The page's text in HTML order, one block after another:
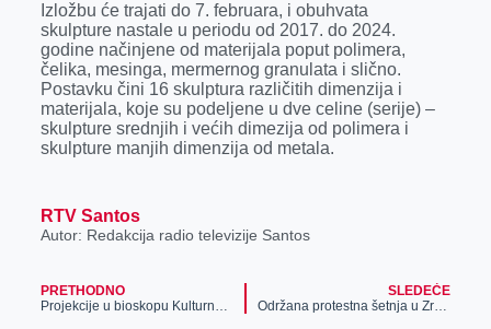
Izložbu će trajati do 7. februara, i obuhvata
skulpture nastale u periodu od 2017. do 2024.
godine načinjene od materijala poput polimera,
čelika, mesinga, mermernog granulata i slično.
Postavku čini 16 skulptura različitih dimenzija i
materijala, koje su podelјene u dve celine (serije) –
skulpture srednjih i većih dimezija od polimera i
skulpture manjih dimenzija od metala.
RTV Santos
Autor: Redakcija radio televizije Santos
PRETHODNO
Projekcije u bioskopu Kulturnog centra Zrenjanina u toku vikenda
SLEDEĆE
Održana protestna šetnja u Zrenjaninu